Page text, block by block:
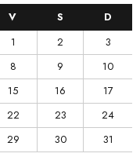
V S
D
1
2
3
8 9
10
15 16
17
22 23
24
29 30 31